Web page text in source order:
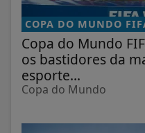
COPA DO MUNDO
Copa do Mundo
os bastidores da
esporte...
Copa do Mundo